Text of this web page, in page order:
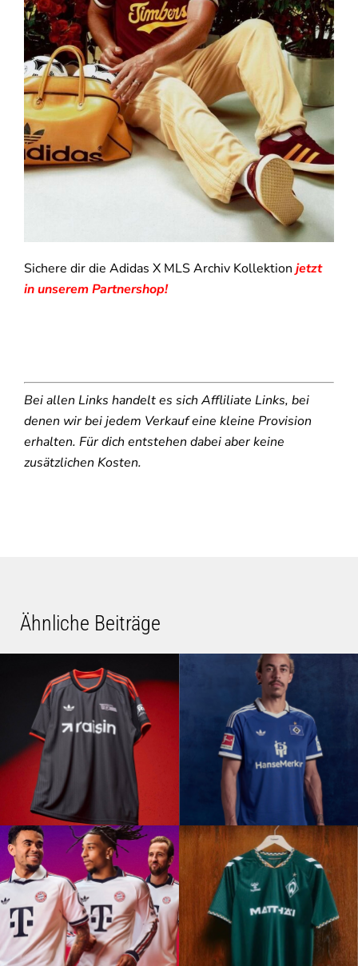
Sichere dir die Adidas X MLS Archiv Kollektion jetzt
in unserem Partnershop!
Bei allen Links handelt es sich Affliliate Links, bei
denen wir bei jedem Verkauf eine kleine Provision
erhalten. Für dich entstehen dabei aber keine
zusätzlichen Kosten.
Ähnliche Beiträge